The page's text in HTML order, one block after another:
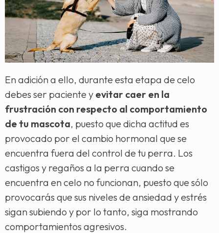
En adición a ello, durante esta etapa de celo
debes ser paciente y evitar caer en la
frustración con respecto al comportamiento
de tu mascota, puesto que dicha actitud es
provocado por el cambio hormonal que se
encuentra fuera del control de tu perra. Los
castigos y regaños a la perra cuando se
encuentra en celo no funcionan, puesto que sólo
provocarás que sus niveles de ansiedad y estrés
sigan subiendo y por lo tanto, siga mostrando
comportamientos agresivos.